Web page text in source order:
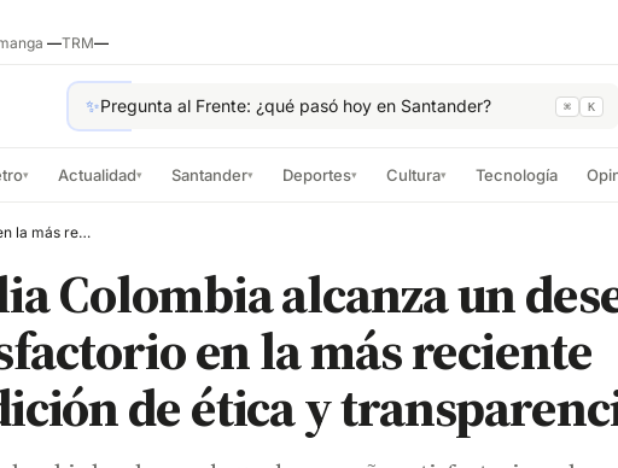
—TRM—
✨Pregunta al Frente: ¿qué pasó hoy en Santander? ⌘ K
▾ Actualidad▾ Santander▾ Deportes▾ Cultura▾ Tecnología
Veolia Colombia alcanza un desempeño satisfactorio en la más reciente medición de ética y transparencia
Colombia alcanza un
en la más reciente
de ética y